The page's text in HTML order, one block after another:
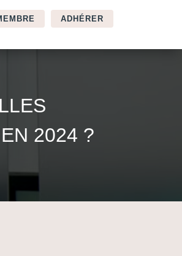
ADHÉRER
2024 ?